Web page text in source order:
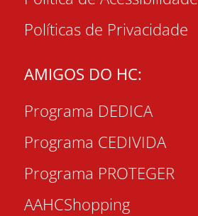
Políticas de Privacidade
AMIGOS DO HC:
Programa DEDICA
Programa CEDIVIDA
Programa PROTEGER
AAHCShopping